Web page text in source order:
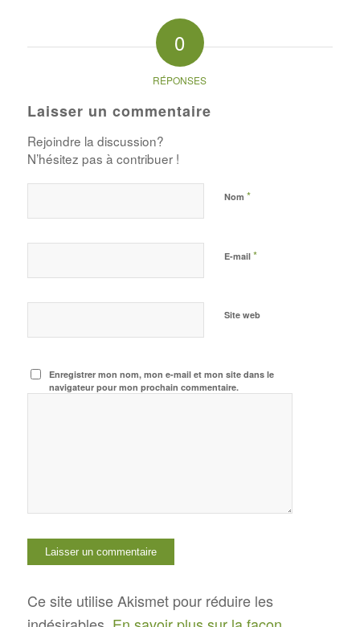
0
RÉPONSES
Laisser un commentaire
Rejoindre la discussion?
N’hésitez pas à contribuer !
Nom *
E-mail *
Site web
Enregistrer mon nom, mon e-mail et mon site dans le
navigateur pour mon prochain commentaire.
Ce site utilise Akismet pour réduire les